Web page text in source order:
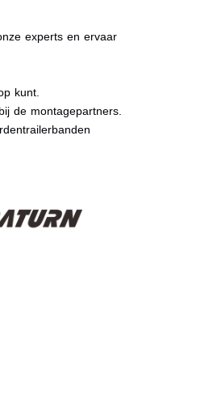
experts en ervaar
kunt.
de montagepartners.